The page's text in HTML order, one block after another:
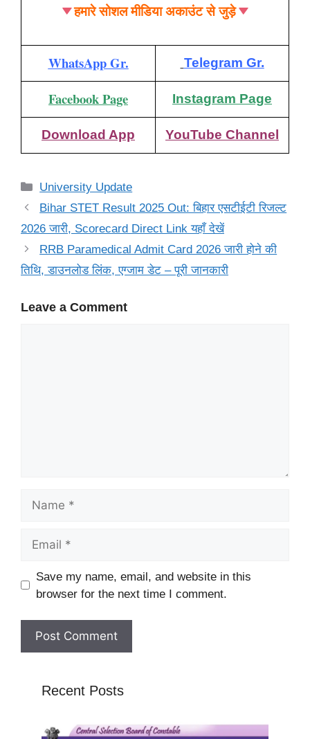
हमारे सोशल मीडिया अकाउंट से जुड़े
WhatsApp Gr. Telegram Gr.
Facebook Page Instagram Page
Download App YouTube Channel
Categories
University Update
Bihar STET Result 2025 Out: बिहार एसटीईटी रिजल्ट
2026 जारी, Scorecard Direct Link यहाँ देखें
RRB Paramedical Admit Card 2026 जारी होने की
तिथि, डाउनलोड लिंक, एग्जाम डेट – पूरी जानकारी
Leave a Comment
Website
Save my name, email, and website in this
browser for the next time I comment.
Recent Posts